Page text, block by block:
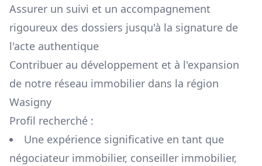
Assurer un suivi et un accompagnement
rigoureux des dossiers jusqu'à la signature de
l'acte authentique
Contribuer au développement et à l'expansion
de notre réseau immobilier dans la région
Wasigny
Profil recherché :
Une expérience significative en tant que
négociateur immobilier, conseiller immobilier,